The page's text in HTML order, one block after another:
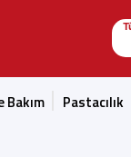
Bakım Pastacılık